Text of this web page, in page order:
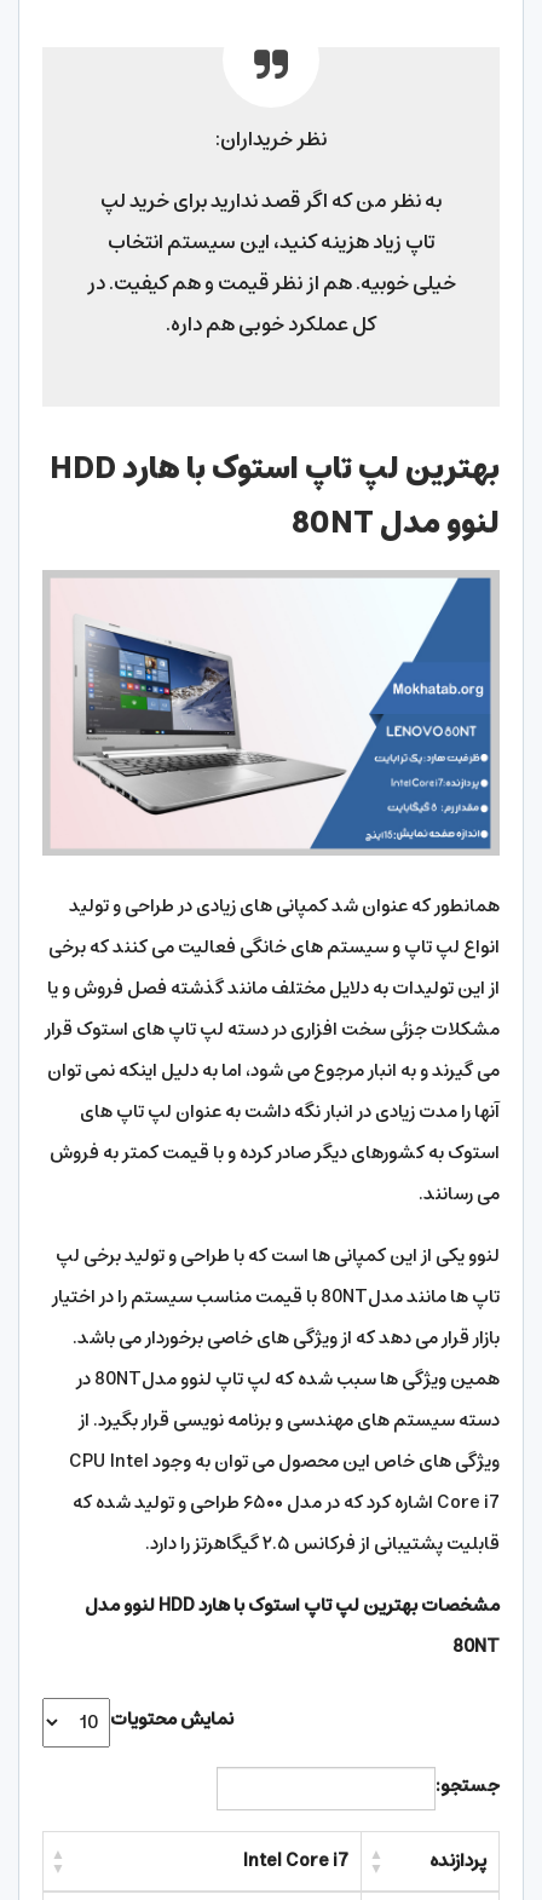
نظر خریداران:
به نظر من که اگر قصد ندارید برای خرید لپ
تاپ زیاد هزینه کنید، این سیستم انتخاب
خیلی خوبیه. هم از نظر قیمت و هم کیفیت. در
کل عملکرد خوبی هم داره.
بهترین لپ تاپ استوک با هارد HDD
لنوو مدل 80NT
همانطور که عنوان شد کمپانی های زیادی در طراحی و تولید
انواع لپ تاپ و سیستم های خانگی فعالیت می کنند که برخی
از این تولیدات به دلایل مختلف مانند گذشته فصل فروش و یا
مشکلات جزئی سخت افزاری در دسته لپ تاپ های استوک قرار
می گیرند و به انبار مرجوع می شود، اما به دلیل اینکه نمی توان
آنها را مدت زیادی در انبار نگه داشت به عنوان لپ تاپ های
استوک به کشورهای دیگر صادر کرده و با قیمت کمتر به فروش
می رسانند.
لنوو یکی از این کمپانی ها است که با طراحی و تولید برخی لپ
تاپ ها مانند مدل80NT با قیمت مناسب سیستم را در اختیار
بازار قرار می دهد که از ویژگی های خاصی برخوردار می باشد.
همین ویژگی ها سبب شده که لپ تاپ لنوو مدل80NT در
دسته سیستم های مهندسی و برنامه نویسی قرار بگیرد. از
ویژگی های خاص این محصول می توان به وجود CPU Intel
Core i7 اشاره کرد که در مدل ۶۵۰۰ طراحی و تولید شده که
قابلیت پشتیبانی از فرکانس ۲.۵ گیگاهرتز را دارد.
مشخصات بهترین لپ تاپ استوک با هارد HDD لنوو مدل
80NT
نمایش محتویات
جستجو:
پردازنده Intel Core i7